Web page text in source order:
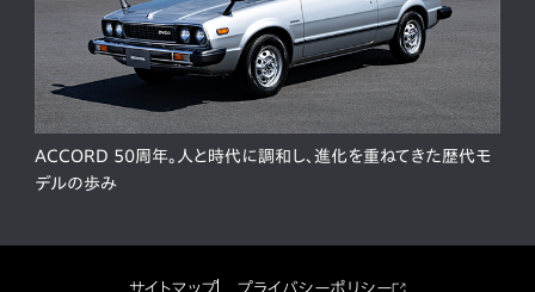
ACCORD 50周年。人と時代に調和し、進化を重ねてきた歴代モ
デルの歩み